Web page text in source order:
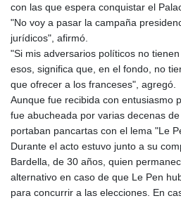
con las que espera conquistar el
"No voy a pasar la campaña
jurídicos", afirmó.
"Si mis adversarios políticos no
esos, significa que, en el fondo, no
que ofrecer a los franceses", agregó.
Aunque fue recibida con entusiasmo
fue abucheada por varias decenas
portaban pancartas con el lema "Le
Durante el acto estuvo junto a su
Bardella, de 30 años, quien
alternativo en caso de que Le Pen
para concurrir a las elecciones. En